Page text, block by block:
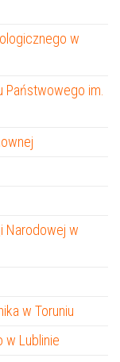
w
im.
Narodowej w
w Toruniu
w Lublinie